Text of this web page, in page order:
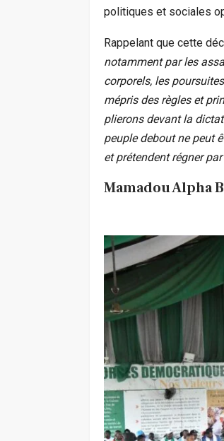
politiques et sociales
Rappelant que cette
notamment par les
corporels, les
mépris des règles et
plierons devant la
peuple debout ne peut
et prétendent régner
Mamadou Alpha